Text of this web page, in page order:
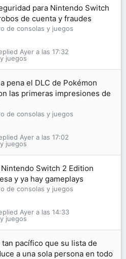
para Nintendo Switch
de cuenta y fraudes
de consolas y juegos
juegos
Ayer a las 17:32
pena el DLC de Pokémon
las primeras impresiones de
de consolas y juegos
juegos
Ayer a las 17:02
Switch 2 Edition
y ya hay gameplays
de consolas y juegos
juegos
Ayer a las 14:33
tan pacífico que su lista de
a una sola persona en todo